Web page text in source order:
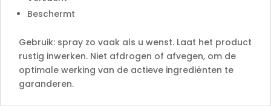
Beschermt
Gebruik: spray zo vaak als u wenst. Laat het product
rustig inwerken. Niet afdrogen of afvegen, om de
optimale werking van de actieve ingrediënten te
garanderen.